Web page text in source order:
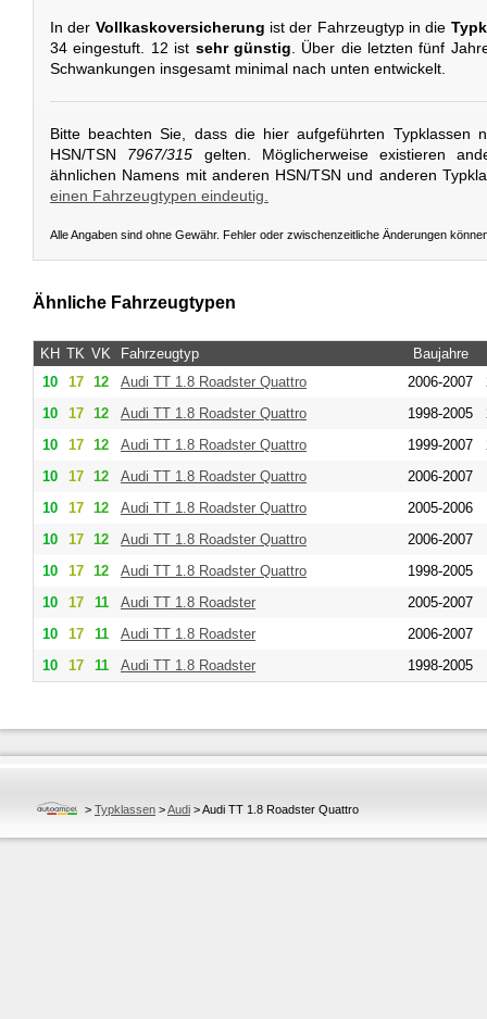
In der Vollkaskoversicherung ist der Fahrzeugtyp in die
34 eingestuft. 12 ist sehr günstig. Über die letzten fünf
Schwankungen insgesamt minimal nach unten entwickelt.
Bitte beachten Sie, dass die hier aufgeführten Typklassen
HSN/TSN 7967/315 gelten. Möglicherweise existieren
ähnlichen Namens mit anderen HSN/TSN und anderen
einen Fahrzeugtypen eindeutig.
Alle Angaben sind ohne Gewähr. Fehler oder zwischenzeitliche Änderungen
Ähnliche Fahrzeugtypen
KH TK VK Fahrzeugtyp
Baujahre
10
17 12 Audi TT 1.8 Roadster Quattro 2006-2007
10
17 12 Audi TT 1.8 Roadster Quattro 1998-2005
10
17 12 Audi TT 1.8 Roadster Quattro 1999-2007
10
17 12 Audi TT 1.8 Roadster Quattro 2006-2007
10
17 12 Audi TT 1.8 Roadster Quattro 2005-2006
10
17 12 Audi TT 1.8 Roadster Quattro 2006-2007
10
17 12 Audi TT 1.8 Roadster Quattro 1998-2005
10
17 11 Audi TT 1.8 Roadster 2005-2007
10
17 11 Audi TT 1.8 Roadster 2006-2007
10
17 11 Audi TT 1.8 Roadster 1998-2005
> Typklassen >Audi >Audi TT 1.8 Roadster Quattro